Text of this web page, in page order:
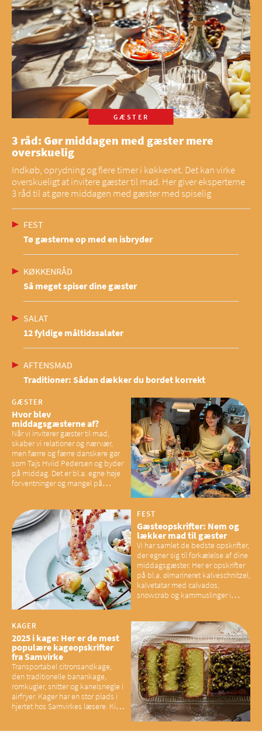
GÆSTER
3 råd: Gør middagen med gæster mere
overskuelig
Indkøb, oprydning og flere timer i køkkenet. Det kan virke
overskueligt at invitere gæster til mad. Her giver eksperterne
3 råd til at gøre middagen med gæster med spiselig
FEST
Tø gæsterne op med en isbryder
KØKKENRÅD
Så meget spiser dine gæster
SALAT
12 fyldige måltidssalater
AFTENSMAD
Traditioner: Sådan dækker du bordet korrekt
GÆSTER
Hvor blev
middagsgæsterne af?
Når vi inviterer gæster til mad,
skaber vi relationer og nærvær,
men færre og færre danskere gør
som Tajs Hviid Pedersen og byder
på middag. Det er bl.a. egne høje
forventninger og mangel på
have konsekvenser for vores
sociale fællesskaber
FEST
Gæsteopskrifter: Nem og
lækker mad til gæster
Vi har samlet de bedste opskrifter,
der egner sig til forkælelse af dine
middagsgæster. Her er opskrifter
på bl.a. ølmarineret kalveschnitzel,
kalvetatar med calvados,
snowcrab og kammuslinger i
KAGER
2025 i kage: Her er de mest
populære kageopskrifter
fra Samvirke
Transportabel citronsandkage,
den traditionelle banankage,
romkugler, snitter og kanelsnegle i
airfryer. Kager har en stor plads i
hjertet hos Samvirkes læsere. Kig